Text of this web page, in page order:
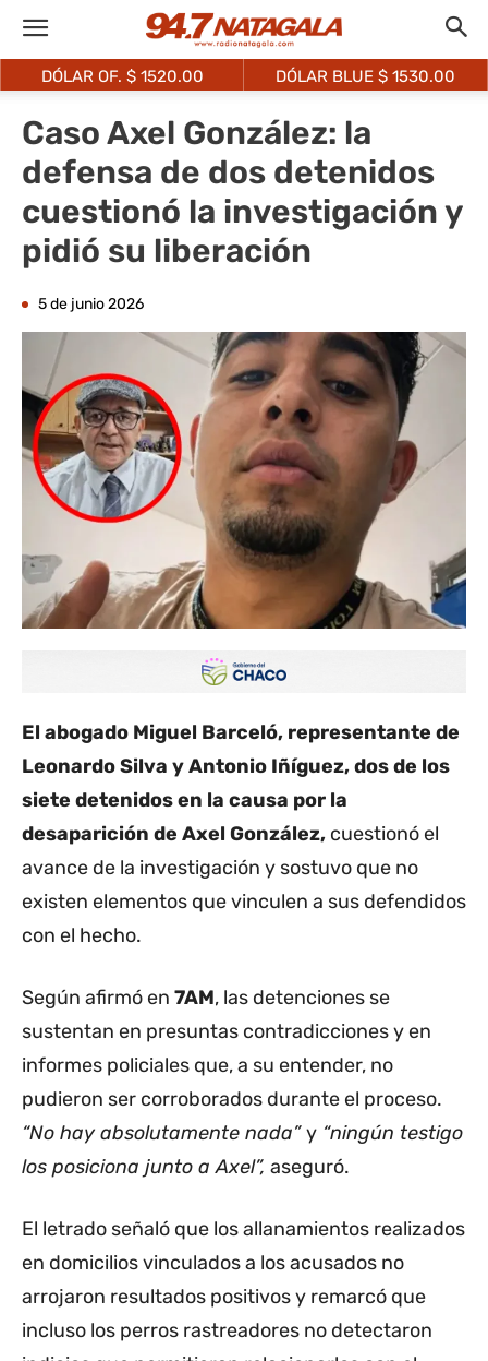
DÓLAR OF. $ 1520.00 DÓLAR BLUE $ 1530.00
Caso Axel González: la
defensa de dos detenidos
cuestionó la investigación y
pidió su liberación
5 de junio 2026
El abogado Miguel Barceló, representante de
Leonardo Silva y Antonio Iñíguez, dos de los
siete detenidos en la causa por la
desaparición de Axel González, cuestionó el
avance de la investigación y sostuvo que no
existen elementos que vinculen a sus defendidos
con el hecho.
Según afirmó en 7AM, las detenciones se
sustentan en presuntas contradicciones y en
informes policiales que, a su entender, no
pudieron ser corroborados durante el proceso.
“No hay absolutamente nada”y “ningún testigo
los posiciona junto a Axel”, aseguró.
El letrado señaló que los allanamientos realizados
en domicilios vinculados a los acusados no
arrojaron resultados positivos y remarcó que
incluso los perros rastreadores no detectaron